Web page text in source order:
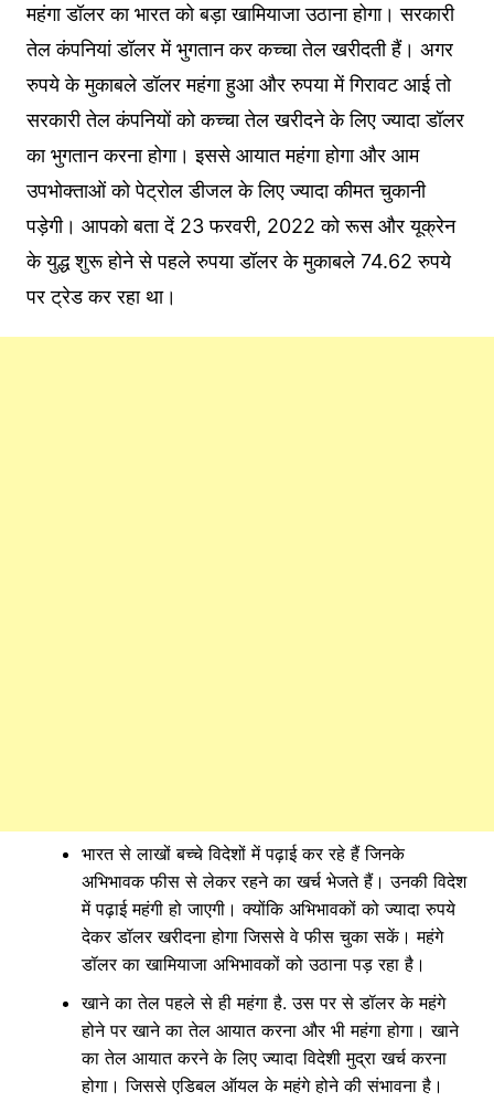
महंगा डॉलर का भारत को बड़ा खामियाजा उठाना होगा। सरकारी
तेल कंपनियां डॉलर में भुगतान कर कच्चा तेल खरीदती हैं। अगर
रुपये के मुकाबले डॉलर महंगा हुआ और रुपया में गिरावट आई तो
सरकारी तेल कंपनियों को कच्चा तेल खरीदने के लिए ज्यादा डॉलर
का भुगतान करना होगा। इससे आयात महंगा होगा और आम
उपभोक्ताओं को पेट्रोल डीजल के लिए ज्यादा कीमत चुकानी
पड़ेगी। आपको बता दें 23 फरवरी, 2022 को रूस और यूक्रेन
के युद्ध शुरू होने से पहले रुपया डॉलर के मुकाबले 74.62 रुपये
पर ट्रेड कर रहा था।
भारत से लाखों बच्चे विदेशों में पढ़ाई कर रहे हैं जिनके
अभिभावक फीस से लेकर रहने का खर्च भेजते हैं। उनकी विदेश
में पढ़ाई महंगी हो जाएगी। क्योंकि अभिभावकों को ज्यादा रुपये
देकर डॉलर खरीदना होगा जिससे वे फीस चुका सकें। महंगे
डॉलर का खामियाजा अभिभावकों को उठाना पड़ रहा है।
खाने का तेल पहले से ही महंगा है. उस पर से डॉलर के महंगे
होने पर खाने का तेल आयात करना और भी महंगा होगा। खाने
का तेल आयात करने के लिए ज्यादा विदेशी मुद्रा खर्च करना
होगा। जिससे एडिबल ऑयल के महंगे होने की संभावना है।